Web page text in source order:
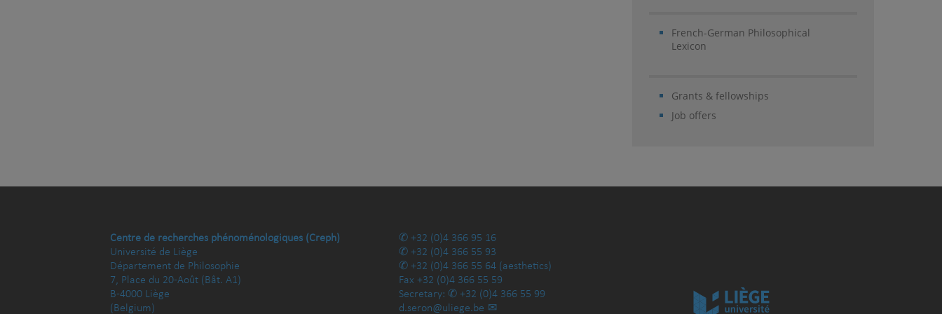
French-German Philosophical
Lexicon
Grants & fellowships
Job offers
Centre de recherches phénoménologiques (Creph)
Université de Liège
Département de Philosophie
7, Place du 20-Août (Bât. A1)
B-4000 Liège
(Belgium)
+32 (0)4 366 95 16
+32 (0)4 366 55 93
+32 (0)4 366 55 64 (aesthetics)
Fax +32 (0)4 366 55 59
Secretary:
+32 (0)4 366 55 99
d.seron@uliege.be